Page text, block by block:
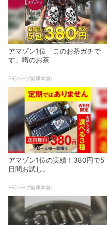
アマゾン1位「このお茶ガチで
す」噂のお茶
PR(ハーブ健康本舗)
アマゾン1位の実績！380円で5
日間お試し。
PR(ハーブ健康本舗)